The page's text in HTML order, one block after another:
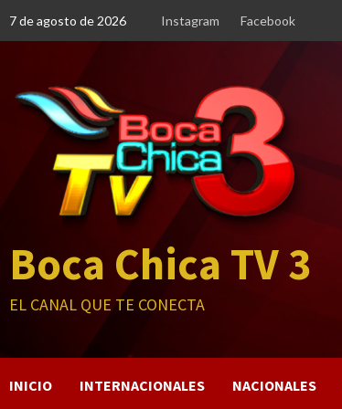
7 de agosto de 2026 Instagram Facebook
Boca Chica TV 3
EL CANAL QUE TE CONECTA
INICIO INTERNACIONALES NACIONALES